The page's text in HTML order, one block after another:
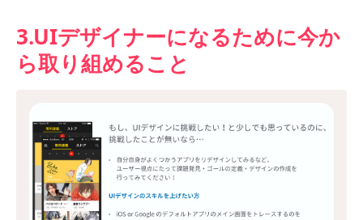
3.UIデザイナーになるために今か
ら取り組めること